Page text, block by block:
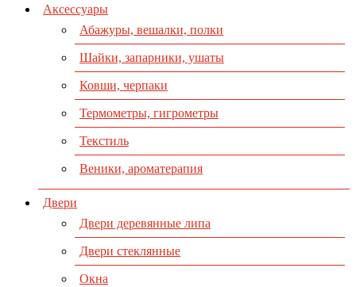
Аксессуары
Абажуры, вешалки, полки
Шайки, запарники, ушаты
Ковши, черпаки
Термометры, гигрометры
Текстиль
Веники, ароматерапия
Двери
Двери деревянные липа
Двери стеклянные
Окна